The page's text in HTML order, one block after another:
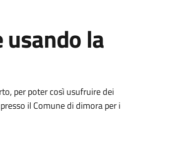
usando la
per poter così usufruire dei
il Comune di dimora per i